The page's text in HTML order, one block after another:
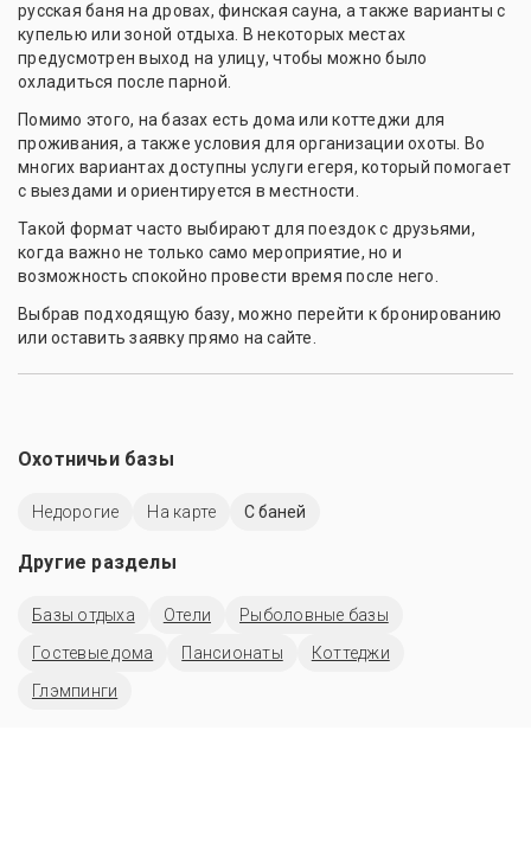
русская баня на дровах, финская сауна, а также варианты с
купелью или зоной отдыха. В некоторых местах
предусмотрен выход на улицу, чтобы можно было
охладиться после парной.
Помимо этого, на базах есть дома или коттеджи для
проживания, а также условия для организации охоты. Во
многих вариантах доступны услуги егеря, который помогает
с выездами и ориентируется в местности.
Такой формат часто выбирают для поездок с друзьями,
когда важно не только само мероприятие, но и
возможность спокойно провести время после него.
Выбрав подходящую базу, можно перейти к бронированию
или оставить заявку прямо на сайте.
Охотничьи базы
Недорогие На карте С баней
Другие разделы
Базы отдыха Отели
Рыболовные базы
Гостевые дома
Пансионаты
Коттеджи
Глэмпинги